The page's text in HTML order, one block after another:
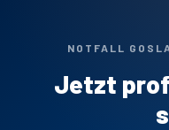
NOTFALL
Jetzt